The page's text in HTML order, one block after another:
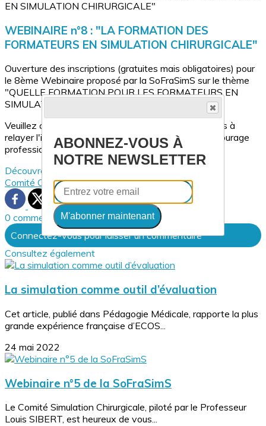
WEBINAIRE n°8 : "LA FORMATION DES
FORMATEURS EN SIMULATION CHIRURGICALE"
Ouverture des inscriptions (gratuites mais obligatoires) pour
le 8ème Webinaire proposé par la SoFraSimS sur le thème
"QUELLE FORMATION POUR LES FORMATEURS EN
SIMULATION CHIRURGICALE ?".
Veuillez cliquer
pour vous inscrire, et n'hésitez pas à
relayer l'information et à diffuser ce lien à votre entourage
professionnel. A bientôt !
Découvrez davantage d'articles sur ces thèmes :
Comité Chirurgie
0 commentaire(s)
Connectez-vous pour laisser un commentaire
Consultez également
La simulation comme outil d’évaluation
Cet article, publié dans Pédagogie Médicale, rapporte la plus
grande expérience française d’ECOS...
24 mai 2022
Webinaire n°5 de la SoFraSimS
Le Comité Simulation Chirurgicale, piloté par le Professeur
Louis SIBERT, est heureux de vous...
ABONNEZ-VOUS À
NOTRE NEWSLETTER
M'abonner maintenant